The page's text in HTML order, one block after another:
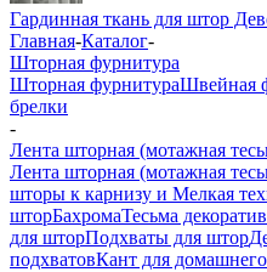
Гардинная ткань для штор
Главная-Каталог-
Шторная фурнитура
Шторная фурнитураШвейная
брелки
-
Лента шторная (мотажная
Лента шторная (мотажная
шторы к карнизу и Мелкая
шторБахромаТесьма
для шторПодхваты для штор
подхватовКант для домашнего